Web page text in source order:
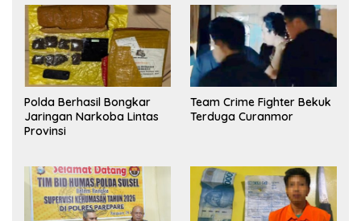
Polda Berhasil Bongkar
Jaringan Narkoba Lintas
Provinsi
Team Crime Fighter Bekuk
Terduga Curanmor